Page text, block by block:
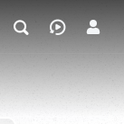
玄幻武侠 奇幻